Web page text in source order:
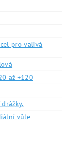
pro valivá
až +120
vůle